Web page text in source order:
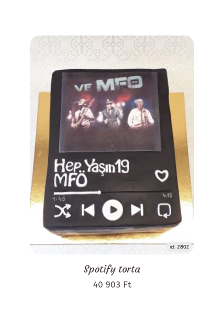
id: 2802
Spotify torta
40 903 Ft